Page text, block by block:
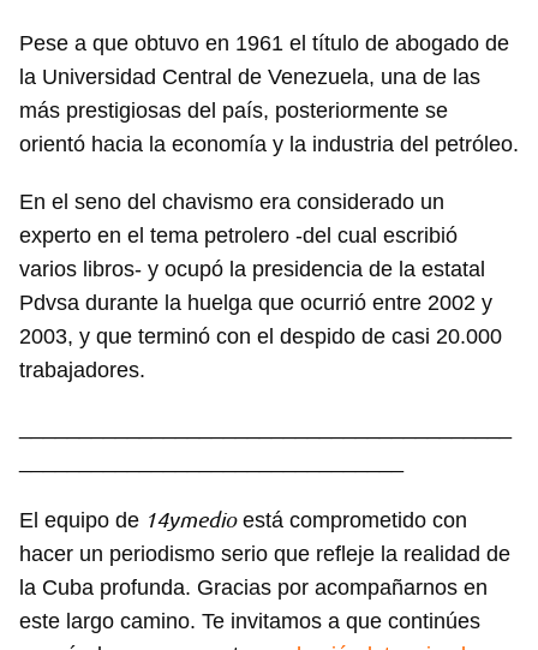
Pese a que obtuvo en 1961 el título de abogado de
la Universidad Central de Venezuela, una de las
más prestigiosas del país, posteriormente se
orientó hacia la economía y la industria del petróleo.
En el seno del chavismo era considerado un
experto en el tema petrolero -del cual escribió
varios libros- y ocupó la presidencia de la estatal
Pdvsa durante la huelga que ocurrió entre 2002 y
2003, y que terminó con el despido de casi 20.000
trabajadores.
El equipo de 14ymedioestá comprometido con
hacer un periodismo serio que refleje la realidad de
la Cuba profunda. Gracias por acompañarnos en
este largo camino. Te invitamos a que continúes